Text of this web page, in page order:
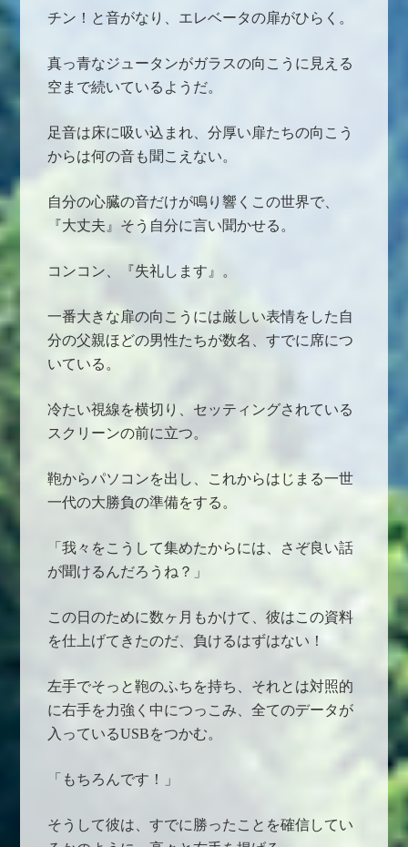
チン！と音がなり、エレベータの扉がひらく。
真っ青なジュータンがガラスの向こうに見える
空まで続いているようだ。
足音は床に吸い込まれ、分厚い扉たちの向こう
からは何の音も聞こえない。
自分の心臓の音だけが鳴り響くこの世界で、
『大丈夫』そう自分に言い聞かせる。
コンコン、『失礼します』。
一番大きな扉の向こうには厳しい表情をした自
分の父親ほどの男性たちが数名、すでに席につ
いている。
冷たい視線を横切り、セッティングされている
スクリーンの前に立つ。
鞄からパソコンを出し、これからはじまる一世
一代の大勝負の準備をする。
「我々をこうして集めたからには、さぞ良い話
が聞けるんだろうね？」
この日のために数ヶ月もかけて、彼はこの資料
を仕上げてきたのだ、負けるはずはない！
左手でそっと鞄のふちを持ち、それとは対照的
に右手を力強く中につっこみ、全てのデータが
入っているUSBをつかむ。
「もちろんです！」
そうして彼は、すでに勝ったことを確信してい